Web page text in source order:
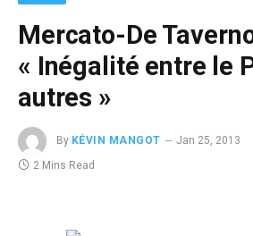
Mercato-De
« Inégalité entre le
autres »
By KÉVIN MANGOT Jan 25, 2013
2 Mins Read